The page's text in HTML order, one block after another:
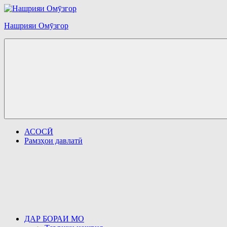
Перейти
содержимому
Нашрияи Омӯзгор
АСОСӢ
Рамзҳои давлатӣ
ДАР БОРАИ МО